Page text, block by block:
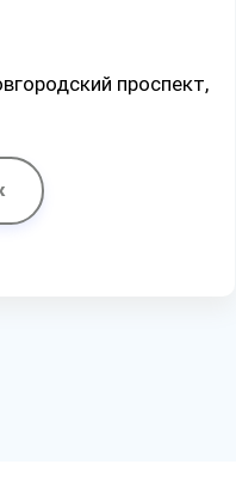
проспект,